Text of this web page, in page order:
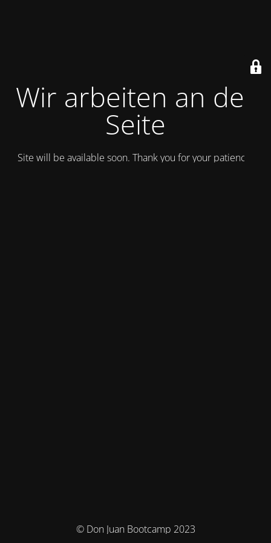
Wir arbeiten an der
Seite
Site will be available soon. Thank you for your patience!
© Don Juan Bootcamp 2023